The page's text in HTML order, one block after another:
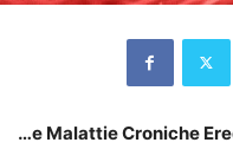
…e Malattie Croniche